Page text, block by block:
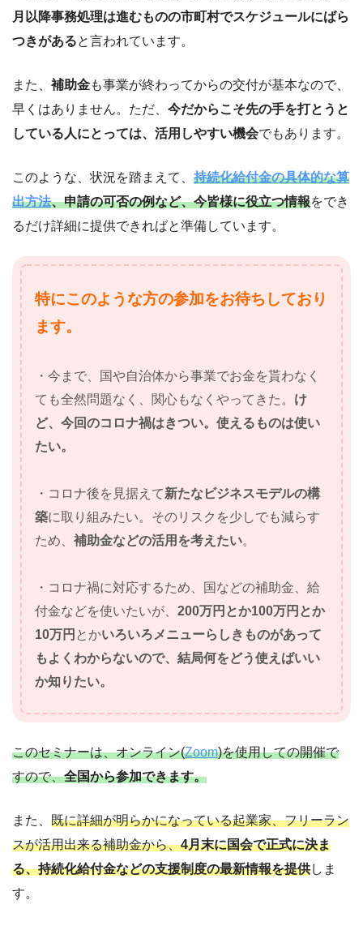
月以降事務処理は進むものの市町村でスケジュールにばら
つきがあると言われています。
また、 補助金も事業が終わってからの交付が基本なので、
早くはありません。ただ、 今だからこそ先の手を打とうと
している人にとっては、活用しやすい機会でもあります。
このような、状況を踏まえて、 持続化給付金の具体的な算
出方法、申請の可否の例など、今皆様に役立つ情報をでき
るだけ詳細に提供できればと準備しています。
特にこのような方の参加をお待ちしており
ます。
・今まで、国や自治体から事業でお金を貰わなく
ても全然問題なく、関心もなくやってきた。 け
ど、今回のコロナ禍はきつい。使えるものは使い
たい。
・コロナ後を見据えて新たなビジネスモデルの構
築に取り組みたい。そのリスクを少しでも減らす
ため、 補助金などの活用を考えたい。
・コロナ禍に対応するため、国などの補助金、給
付金などを使いたいが、 200万円とか100万円とか
10万円 とかいろいろメニューらしきものがあって
もよくわからないので、結局何をどう使えばいい
か知りたい。
このセミナーは、オンライン(Zoom)を使用しての開催で
すので、全国から参加できます。
また、 既に詳細が明らかになっている起業家、フリーラン
スが活用出来る補助金から、4月末に国会で正式に決ま
る、持続化給付金などの支援制度の最新情報を提供しま
す。